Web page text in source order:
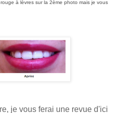
à lèvres sur la 2ème photo mais je vous
je vous ferai une revue d'ici